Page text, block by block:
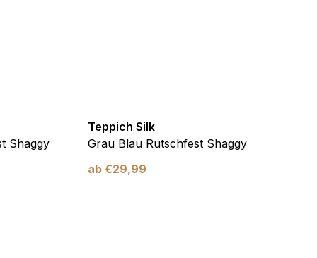
Shaggy
Teppich Silk
Grau Blau Rutschfest Shaggy
ab €29,99